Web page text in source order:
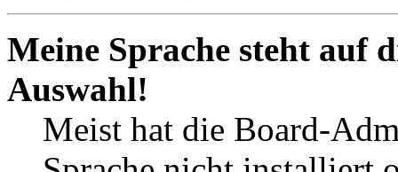
Meine Sprache steht auf
Auswahl!
Meist hat die Board-